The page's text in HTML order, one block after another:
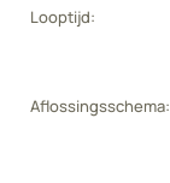
Looptijd:
Aflossingsschema: